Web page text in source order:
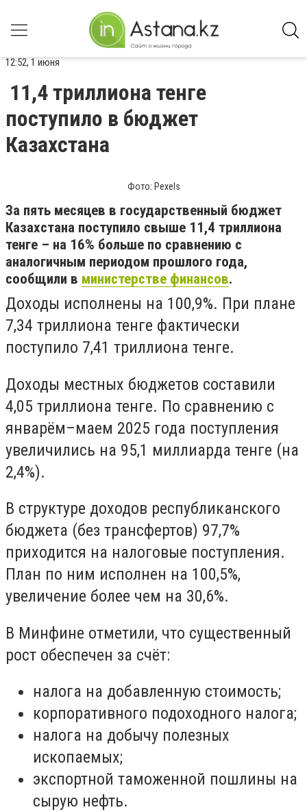
12:52, 1 июня
11,4 триллиона тенге
поступило в бюджет
Казахстана
Фото: Pexels
За пять месяцев в государственный бюджет
Казахстана поступило свыше 11,4 триллиона
тенге – на 16% больше по сравнению с
аналогичным периодом прошлого года,
сообщили в министерстве финансов.
Доходы исполнены на 100,9%. При плане
7,34 триллиона тенге фактически
поступило 7,41 триллиона тенге.
Доходы местных бюджетов составили
4,05 триллиона тенге. По сравнению с
январём–маем 2025 года поступления
увеличились на 95,1 миллиарда тенге (на
2,4%).
В структуре доходов республиканского
бюджета (без трансфертов) 97,7%
приходится на налоговые поступления.
План по ним исполнен на 100,5%,
увеличение более чем на 30,6%.
В Минфине отметили, что существенный
рост обеспечен за счёт:
налога на добавленную стоимость;
корпоративного подоходного налога;
налога на добычу полезных
ископаемых;
экспортной таможенной пошлины на
сырую нефть.